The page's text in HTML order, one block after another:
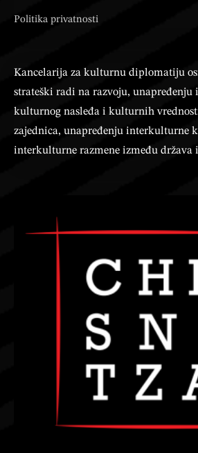
Politika privatnosti
Kancelarija za kulturnu diplomatiju
strateški radi na razvoju,
kulturnog nasleđa i kulturnih
zajednica, unapređenju interkulturne
interkulturne razmene između država